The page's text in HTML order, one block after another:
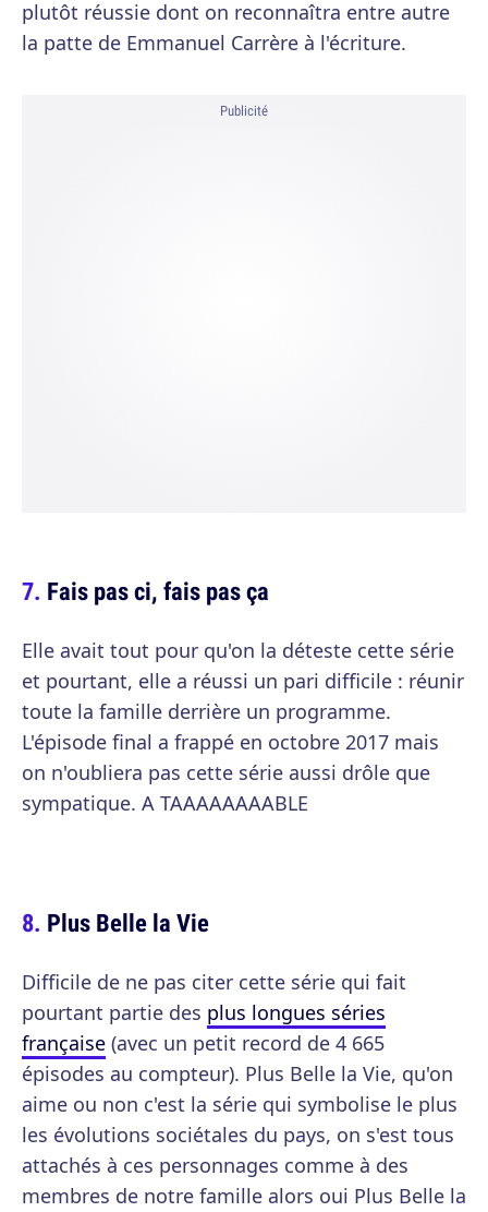
plutôt réussie dont on reconnaîtra entre autre
la patte de Emmanuel Carrère à l'écriture.
Publicité
Fais pas ci, fais pas ça
Elle avait tout pour qu'on la déteste cette série
et pourtant, elle a réussi un pari difficile : réunir
toute la famille derrière un programme.
L'épisode final a frappé en octobre 2017 mais
on n'oubliera pas cette série aussi drôle que
sympatique. A TAAAAAAAABLE
Plus Belle la Vie
Difficile de ne pas citer cette série qui fait
pourtant partie des plus longues séries
française (avec un petit record de 4 665
épisodes au compteur). Plus Belle la Vie, qu'on
aime ou non c'est la série qui symbolise le plus
les évolutions sociétales du pays, on s'est tous
attachés à ces personnages comme à des
membres de notre famille alors oui Plus Belle la